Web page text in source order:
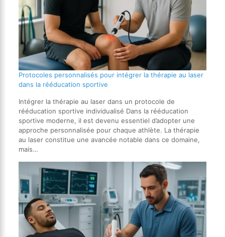
Protocoles personnalisés pour intégrer la thérapie au laser
dans la rééducation sportive
Intégrer la thérapie au laser dans un protocole de
rééducation sportive individualisé Dans la rééducation
sportive moderne, il est devenu essentiel d’adopter une
approche personnalisée pour chaque athlète. La thérapie
au laser constitue une avancée notable dans ce domaine,
mais…